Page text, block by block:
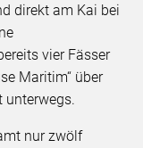
direkt am Kai bei
vier Fässer
Maritim“ über
unterwegs.
nur zwölf